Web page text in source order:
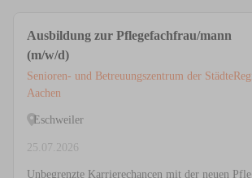
Ausbildung zur Pflegefachfrau/mann
(m/w/d)
Senioren- und Betreuungszentrum der
Aachen
Eschweiler
25.07.2026
Unbegrenzte Karrierechancen mit der neuen